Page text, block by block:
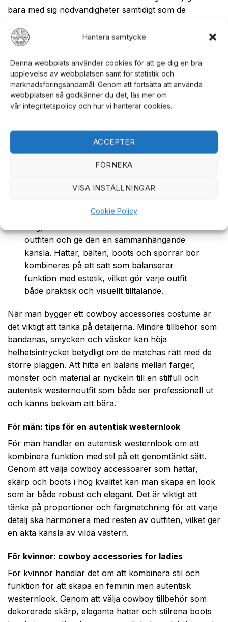
Hantera samtycke
Denna webbplats använder cookies för att ge dig en bra
upplevelse av webbplatsen samt för statistik och
marknadsföringsändamål. Genom att fortsätta att använda
webbplatsen så godkänner du det, läs mer om
vår integritetspolicy och hur vi hanterar cookies.
ACCEPTER
FÖRNEKA
VISA INSTÄLLNINGAR
Cookie Policy
bära med sig nödvändigheter samtidigt som de
komplett cowboy accessories costume inkluderar ofta
noggrant utvalda väskor och tillbehör som matchar
hatt, skärp och boots, vilket skapar en helhetslook
som både är praktisk och autentisk.
Cowboy accessoarer kostym: hur man
matchar accessoarerna
Från Skärp Till Hattar: En Samling Av De
Bästa Cowboy Accessoarerna 4
att skapa en harmonisk och autentisk
accessoarer som kompletterar varandra i
outfiten och ge den en sammanhängande
känsla. Hattar, bälten, boots och sporrar bör
kombineras på ett sätt som balanserar
funktion med estetik, vilket gör varje outfit
både praktisk och visuellt tilltalande.
När man bygger ett cowboy accessories costume är
det viktigt att tänka på detaljerna. Mindre tillbehör som
bandanas, smycken och väskor kan höja
helhetsintrycket betydligt om de matchas rätt med de
större plaggen. Att hitta en balans mellan färger,
mönster och material är nyckeln till en stilfull och
autentisk westernoutfit som både ser professionell ut
och känns bekväm att bära.
För män: tips för en autentisk westernlook
För män handlar en autentisk westernlook om att
kombinera funktion med stil på ett genomtänkt sätt.
Genom att välja cowboy accessoarer som hattar,
skärp och boots i hög kvalitet kan man skapa en look
som är både robust och elegant. Det är viktigt att
tänka på proportioner och färgmatchning för att varje
detalj ska harmoniera med resten av outfiten, vilket ger
en äkta känsla av vilda västern.
För kvinnor: cowboy accessories for ladies
För kvinnor handlar det om att kombinera stil och
funktion för att skapa en feminin men autentisk
westernlook. Genom att välja cowboy tillbehör som
dekorerade skärp, eleganta hattar och stilrena boots